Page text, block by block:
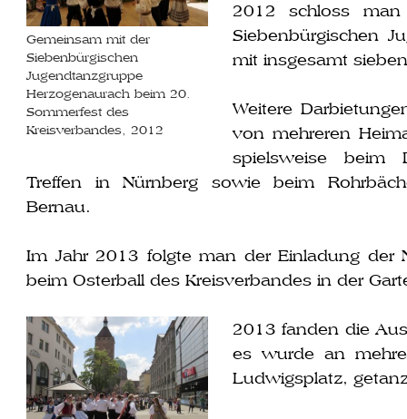
Gemeinsam mit der
Siebenbürgischen
Jugendtanzgruppe
Herzogenaurach beim 20.
Sommerfest des
Kreisverbandes, 2012
2012 schloss
Siebenbürgischen
mit ins­ge­samt
Weitere
von meh­re­ren
spiels­wei­se beim
Treffen in Nürnberg sowie beim
Bernau.
Im Jahr 2013 folg­te man der Einladung der
beim Osterball des Kreisverbandes in der
2013 fan­den die
es wur­de an
Ludwigsplatz,